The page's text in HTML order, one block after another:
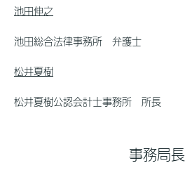
池田伸之
池田総合法律事務所 弁護士
松井夏樹
松井夏樹公認会計士事務所 所長
事務局長